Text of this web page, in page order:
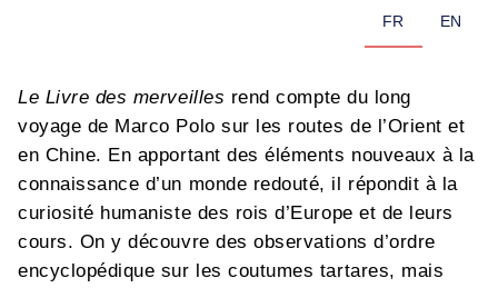
FR EN
Le Livre des merveilles rend compte du long
voyage de Marco Polo sur les routes de l’Orient et
en Chine. En apportant des éléments nouveaux à la
connaissance d’un monde redouté, il répondit à la
curiosité humaniste des rois d’Europe et de leurs
cours. On y découvre des observations d’ordre
encyclopédique sur les coutumes tartares, mais